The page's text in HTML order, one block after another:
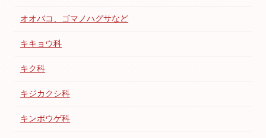
オオバコ、ゴマノハグサなど
キキョウ科
キク科
キジカクシ科
キンポウゲ科